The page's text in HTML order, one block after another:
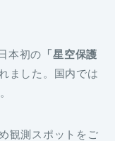
本初の 「星空保護
ました。国内では
観測スポットをご